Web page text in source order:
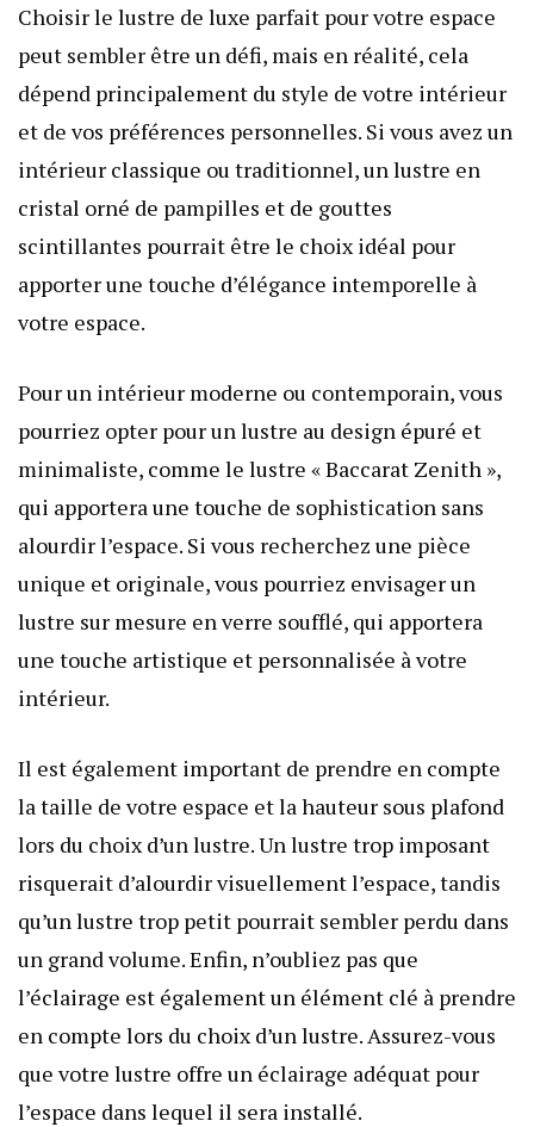
Choisir le lustre de luxe parfait pour votre espace
peut sembler être un défi, mais en réalité, cela
dépend principalement du style de votre intérieur
et de vos préférences personnelles. Si vous avez un
intérieur classique ou traditionnel, un lustre en
cristal orné de pampilles et de gouttes
scintillantes pourrait être le choix idéal pour
apporter une touche d’élégance intemporelle à
votre espace.
Pour un intérieur moderne ou contemporain, vous
pourriez opter pour un lustre au design épuré et
minimaliste, comme le lustre « Baccarat Zenith »,
qui apportera une touche de sophistication sans
alourdir l’espace. Si vous recherchez une pièce
unique et originale, vous pourriez envisager un
lustre sur mesure en verre soufflé, qui apportera
une touche artistique et personnalisée à votre
intérieur.
Il est également important de prendre en compte
la taille de votre espace et la hauteur sous plafond
lors du choix d’un lustre. Un lustre trop imposant
risquerait d’alourdir visuellement l’espace, tandis
qu’un lustre trop petit pourrait sembler perdu dans
un grand volume. Enfin, n’oubliez pas que
l’éclairage est également un élément clé à prendre
en compte lors du choix d’un lustre. Assurez-vous
que votre lustre offre un éclairage adéquat pour
l’espace dans lequel il sera installé.